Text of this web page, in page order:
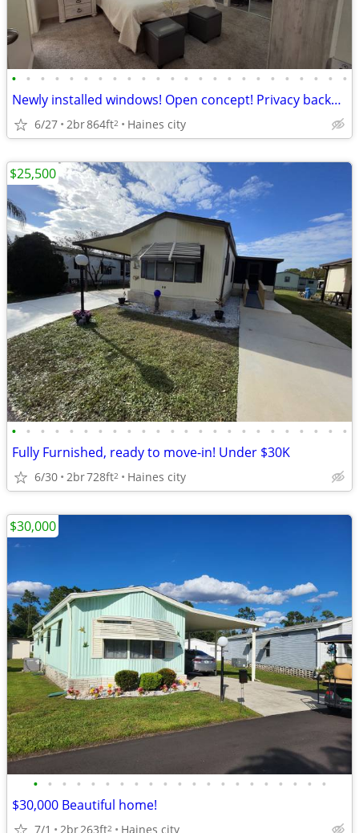
• • • • • • • • • • • • • • • • • • • • • • • •
Newly installed windows! Open concept! Privacy backyard!
6/27 2br864ft2 Haines city
• • • • • • • • • • • • • • • • • • • • • • • •
Fully Furnished, ready to move-in! Under $30K
6/30 2br728ft2 Haines city
$25,500
• • • • • • • • • • • • • • • • • • • • •
$30,000 Beautiful home!
7/1 2br263ft2 Haines city
$30,000